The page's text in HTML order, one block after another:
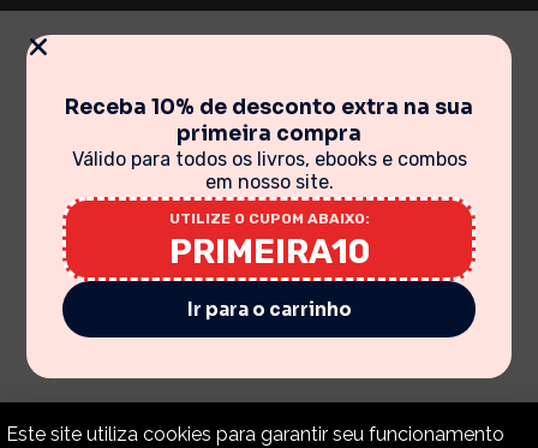
Receba 10% de desconto extra na sua
primeira compra
Válido para todos os livros, ebooks e combos
em nosso site.
UTILIZE O CUPOM ABAIXO:
PRIMEIRA10
Ir para o carrinho
Este site utiliza cookies para garantir seu funcionamento